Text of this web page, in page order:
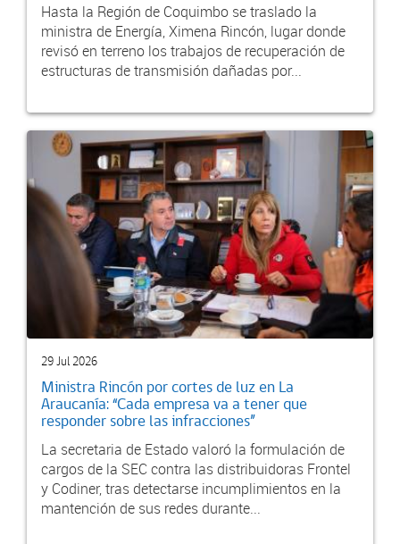
Hasta la Región de Coquimbo se traslado la
ministra de Energía, Ximena Rincón, lugar donde
revisó en terreno los trabajos de recuperación de
estructuras de transmisión dañadas por...
29 Jul 2026
Ministra Rincón por cortes de luz en La
Araucanía: “Cada empresa va a tener que
responder sobre las infracciones”
La secretaria de Estado valoró la formulación de
cargos de la SEC contra las distribuidoras Frontel
y Codiner, tras detectarse incumplimientos en la
mantención de sus redes durante...